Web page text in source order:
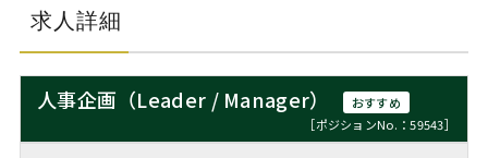
コンサルタントの紹介
おわり
ステージ別アドバイス
MBAの転職事例
MBAからのFAQ
職務経歴書の書き方
転職市場の明日をよめ
キャリアデザインセミナー
主なクライアント
求人詳細
人事企画（Leader / Manager）
おすすめ
［ポジションNo.：59543］